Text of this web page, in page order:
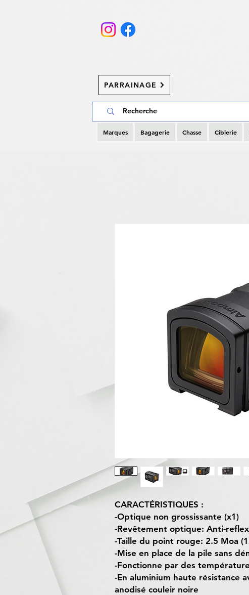
PARRAINAGE
Marques Bagagerie Chasse Ciblerie
CARACTÉRISTIQUES :
-Optique non grossissante (x1)
-Revêtement optique: Anti-
-Taille du point rouge: 2.5 Moa
-Mise en place de la pile sans
-Fonctionne par des
-En aluminium haute résistance
anodisé couleir noire